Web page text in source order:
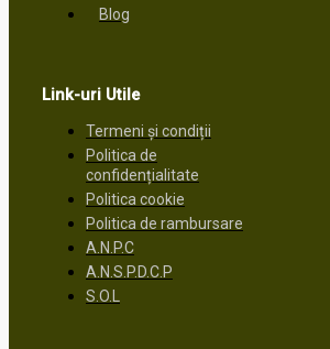
Blog
Link-uri Utile
Termeni și condiții
Politica de
confidențialitate
Politica cookie
Politica de rambursare
A.N.P.C
A.N.S.P.D.C.P
S.O.L